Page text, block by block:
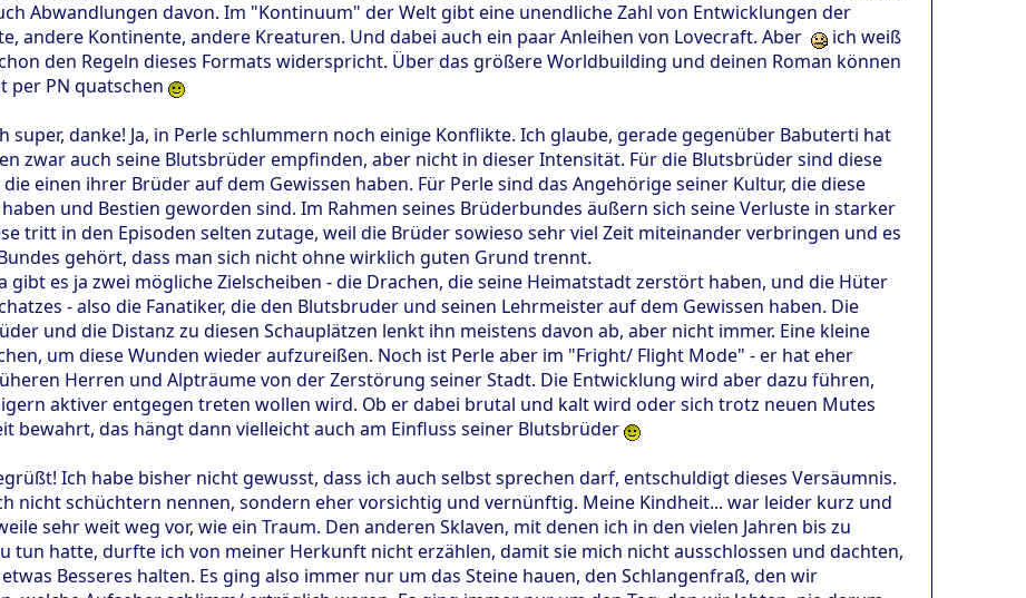
Abwandlungen davon. Im "Kontinuum" der Welt gibt eine unendliche Zahl von Entwicklungen der
andere Kontinente, andere Kreaturen. Und dabei auch ein paar Anleihen von Lovecraft. Aber
ich weiß
den Regeln dieses Formats widerspricht. Über das größere Worldbuilding und deinen Roman können
per PN quatschen
super, danke! Ja, in Perle schlummern noch einige Konflikte. Ich glaube, gerade gegenüber Babuterti hat
zwar auch seine Blutsbrüder empfinden, aber nicht in dieser Intensität. Für die Blutsbrüder sind diese
einen ihrer Brüder auf dem Gewissen haben. Für Perle sind das Angehörige seiner Kultur, die diese
und Bestien geworden sind. Im Rahmen seines Brüderbundes äußern sich seine Verluste in starker
tritt in den Episoden selten zutage, weil die Brüder sowieso sehr viel Zeit miteinander verbringen und es
gehört, dass man sich nicht ohne wirklich guten Grund trennt.
gibt es ja zwei mögliche Zielscheiben - die Drachen, die seine Heimatstadt zerstört haben, und die Hüter
- also die Fanatiker, die den Blutsbruder und seinen Lehrmeister auf dem Gewissen haben. Die
und die Distanz zu diesen Schauplätzen lenkt ihn meistens davon ab, aber nicht immer. Eine kleine
um diese Wunden wieder aufzureißen. Noch ist Perle aber im "Fright/ Flight Mode" - er hat eher
Herren und Alpträume von der Zerstörung seiner Stadt. Die Entwicklung wird aber dazu führen,
aktiver entgegen treten wollen wird. Ob er dabei brutal und kalt wird oder sich trotz neuen Mutes
bewahrt, das hängt dann vielleicht auch am Einfluss seiner Blutsbrüder
Ich habe bisher nicht gewusst, dass ich auch selbst sprechen darf, entschuldigt dieses Versäumnis.
nicht schüchtern nennen, sondern eher vorsichtig und vernünftig. Meine Kindheit... war leider kurz und
sehr weit weg vor, wie ein Traum. Den anderen Sklaven, mit denen ich in den vielen Jahren bis zu
tun hatte, durfte ich von meiner Herkunft nicht erzählen, damit sie mich nicht ausschlossen und dachten,
Besseres halten. Es ging also immer nur um das Steine hauen, den Schlangenfraß, den wir